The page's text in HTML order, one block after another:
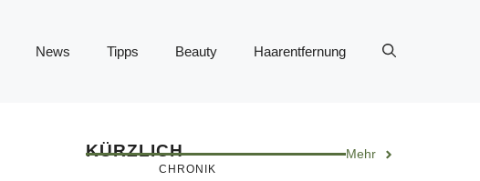
News Tipps Beauty Haarentfernung
KÜRZLICH Mehr
CHRONIK